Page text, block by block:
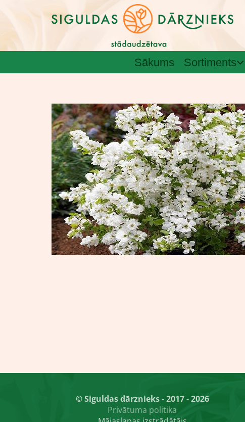
Sākums Sortiments
© Siguldas dārznieks - 2017 - 2026
Privātuma politika